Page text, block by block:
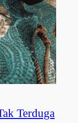
Terduga